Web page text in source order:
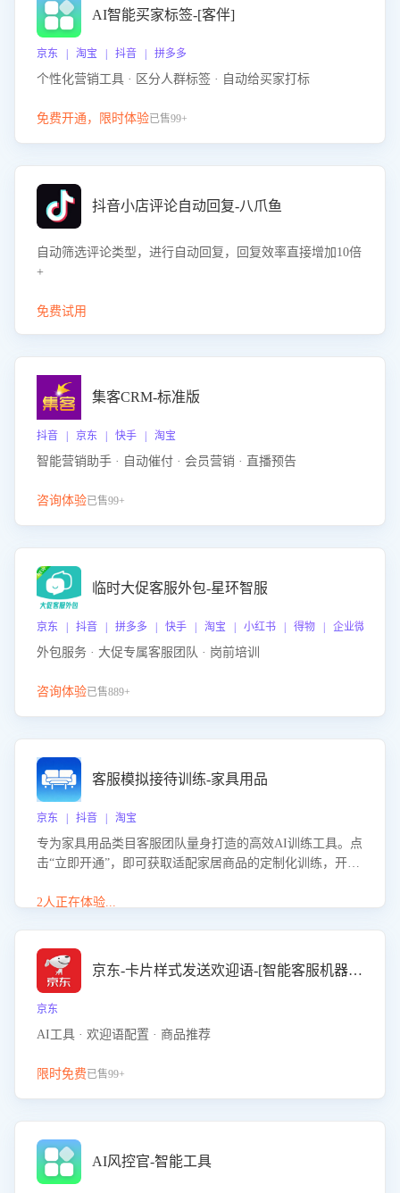
AI智能买家标签-[客伴]
京东 | 淘宝 | 抖音 | 拼多多
个性化营销工具 · 区分人群标签 · 自动给买家打标
免费开通，限时体验已售99+
抖音小店评论自动回复-八爪鱼
自动筛选评论类型，进行自动回复，回复效率直接增加10倍
+
免费试用
集客CRM-标准版
抖音 | 京东 | 快手 | 淘宝
智能营销助手 · 自动催付 · 会员营销 · 直播预告
咨询体验已售99+
临时大促客服外包-星环智服
京东 | 抖音 | 拼多多 | 快手 | 淘宝 | 小红书 | 得物 | 企业微信
外包服务 · 大促专属客服团队 · 岗前培训
咨询体验已售889+
客服模拟接待训练-家具用品
京东 | 抖音 | 淘宝
专为家具用品类目客服团队量身打造的高效AI训练工具。点
击“立即开通”，即可获取适配家居商品的定制化训练，开启
能、尺寸参数咨询等高频场景下的专业应对能力。
2人正在体验...
京东-卡片样式发送欢迎语-[智能客服机器人]
京东
AI工具 · 欢迎语配置 · 商品推荐
限时免费已售99+
AI风控官-智能工具